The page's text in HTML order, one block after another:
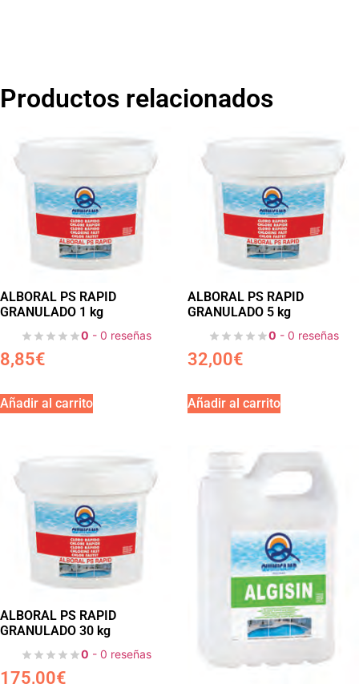
Productos relacionados
ALBORAL PS RAPID
GRANULADO 1 kg
0 - 0 reseñas
8,85€
Añadir al carrito
ALBORAL PS RAPID
GRANULADO 5 kg
0 - 0 reseñas
32,00€
Añadir al carrito
ALBORAL PS RAPID
GRANULADO 30 kg
0 - 0 reseñas
175,00€